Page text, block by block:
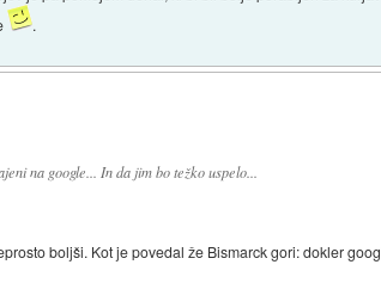
.
na google... In da jim bo težko uspelo...
boljši. Kot je povedal že Bismarck gori: dokler